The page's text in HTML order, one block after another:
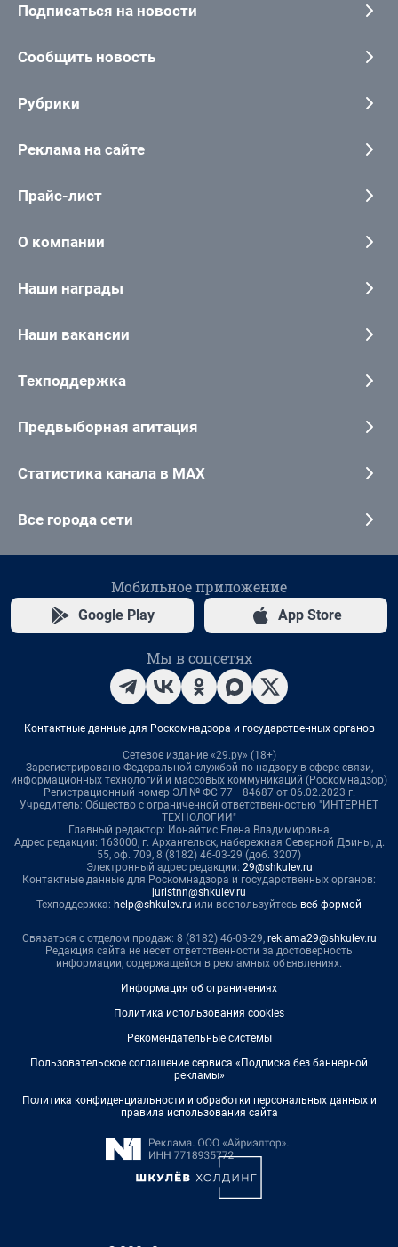
Подписаться на новости
Сообщить новость
Рубрики
Реклама на сайте
Прайс-лист
О компании
Наши награды
Наши вакансии
Техподдержка
Предвыборная агитация
Статистика канала в MAX
Все города сети
Мобильное приложение
Google Play App Store
Мы в соцсетях
Контактные данные для Роскомнадзора и государственных органов
Сетевое издание «29.ру» (18+)
Зарегистрировано Федеральной службой по надзору в сфере связи,
информационных технологий и массовых коммуникаций (Роскомнадзор)
Регистрационный номер ЭЛ № ФС 77– 84687 от 06.02.2023 г.
Учредитель: Общество с ограниченной ответственностью "ИНТЕРНЕТ
ТЕХНОЛОГИИ"
Главный редактор: Ионайтис Елена Владимировна
Адрес редакции: 163000, г. Архангельск, набережная Северной Двины, д.
55, оф. 709, 8 (8182) 46-03-29 (доб. 3207)
Электронный адрес редакции: 29@shkulev.ru
Контактные данные для Роскомнадзора и государственных органов:
juristnn@shkulev.ru
Техподдержка: help@shkulev.ru или воспользуйтесь веб-формой
Связаться с отделом продаж: 8 (8182) 46-03-29, reklama29@shkulev.ru
Редакция сайта не несет ответственности за достоверность
информации, содержащейся в рекламных объявлениях.
Информация об ограничениях
Политика использования cookies
Рекомендательные системы
Пользовательское соглашение сервиса «Подписка без баннерной
рекламы»
Политика конфиденциальности и обработки персональных данных и
правила использования сайта